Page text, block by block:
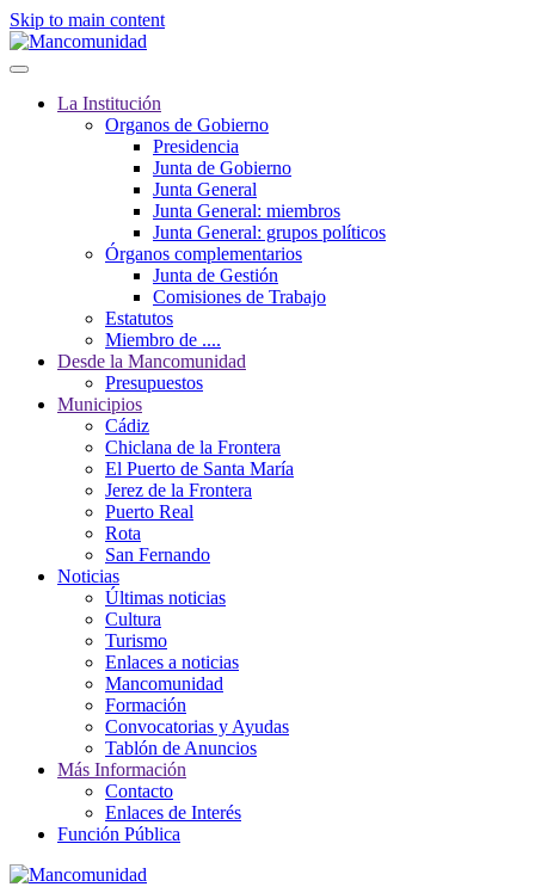
Skip to main content
La Institución
Organos de Gobierno
Presidencia
Junta de Gobierno
Junta General
Junta General: miembros
Junta General: grupos políticos
Órganos complementarios
Junta de Gestión
Comisiones de Trabajo
Estatutos
Miembro de ....
Desde la Mancomunidad
Presupuestos
Municipios
Cádiz
Chiclana de la Frontera
El Puerto de Santa María
Jerez de la Frontera
Puerto Real
Rota
San Fernando
Noticias
Últimas noticias
Cultura
Turismo
Enlaces a noticias
Mancomunidad
Formación
Convocatorias y Ayudas
Tablón de Anuncios
Más Información
Contacto
Enlaces de Interés
Función Pública